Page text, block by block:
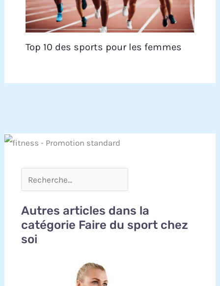
Top 10 des sports pour les femmes
Autres articles dans la
catégorie Faire du sport chez
soi